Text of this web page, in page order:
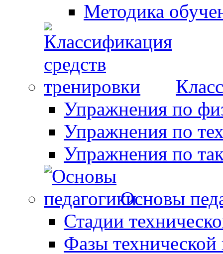
Методика
Упражнения по
Упражнения по
Упражнения по
Основы
Стадии
Фазы технической